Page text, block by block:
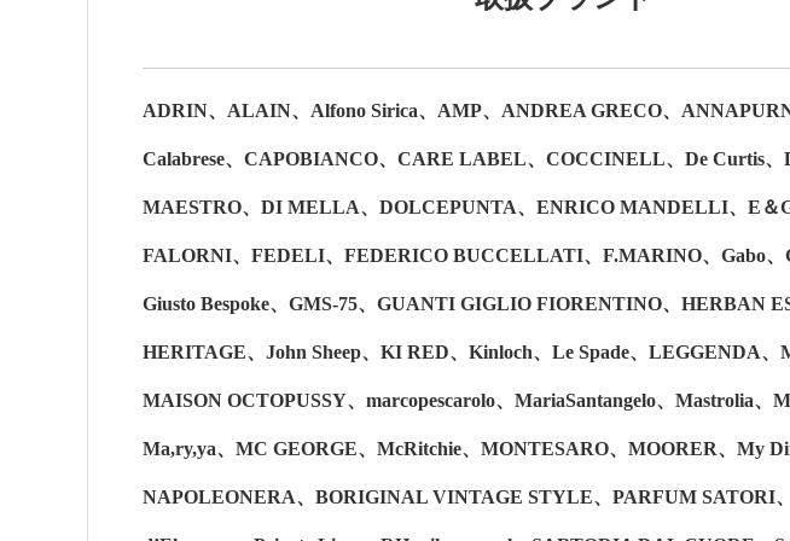
ADRIN、ALAIN、Alfono Sirica、AMP、ANDREA GRECO、
Calabrese、CAPOBIANCO、CARE LABEL、COCCINELL、De Curtis、
MAESTRO、DI MELLA、DOLCEPUNTA、ENRICO MANDELLI、E＆
FALORNI、FEDELI、FEDERICO BUCCELLATI、F.MARINO、Gabo、
Giusto Bespoke、GMS-75、GUANTI GIGLIO FIORENTINO、HERBAN
HERITAGE、John Sheep、KI RED、Kinloch、Le Spade、LEGGENDA、
MAISON OCTOPUSSY、marcopescarolo、MariaSantangelo、Mastrolia、
Ma,ry,ya、MC GEORGE、McRitchie、MONTESARO、MOORER、My
NAPOLEONERA、BORIGINAL VINTAGE STYLE、PARFUM SATORI